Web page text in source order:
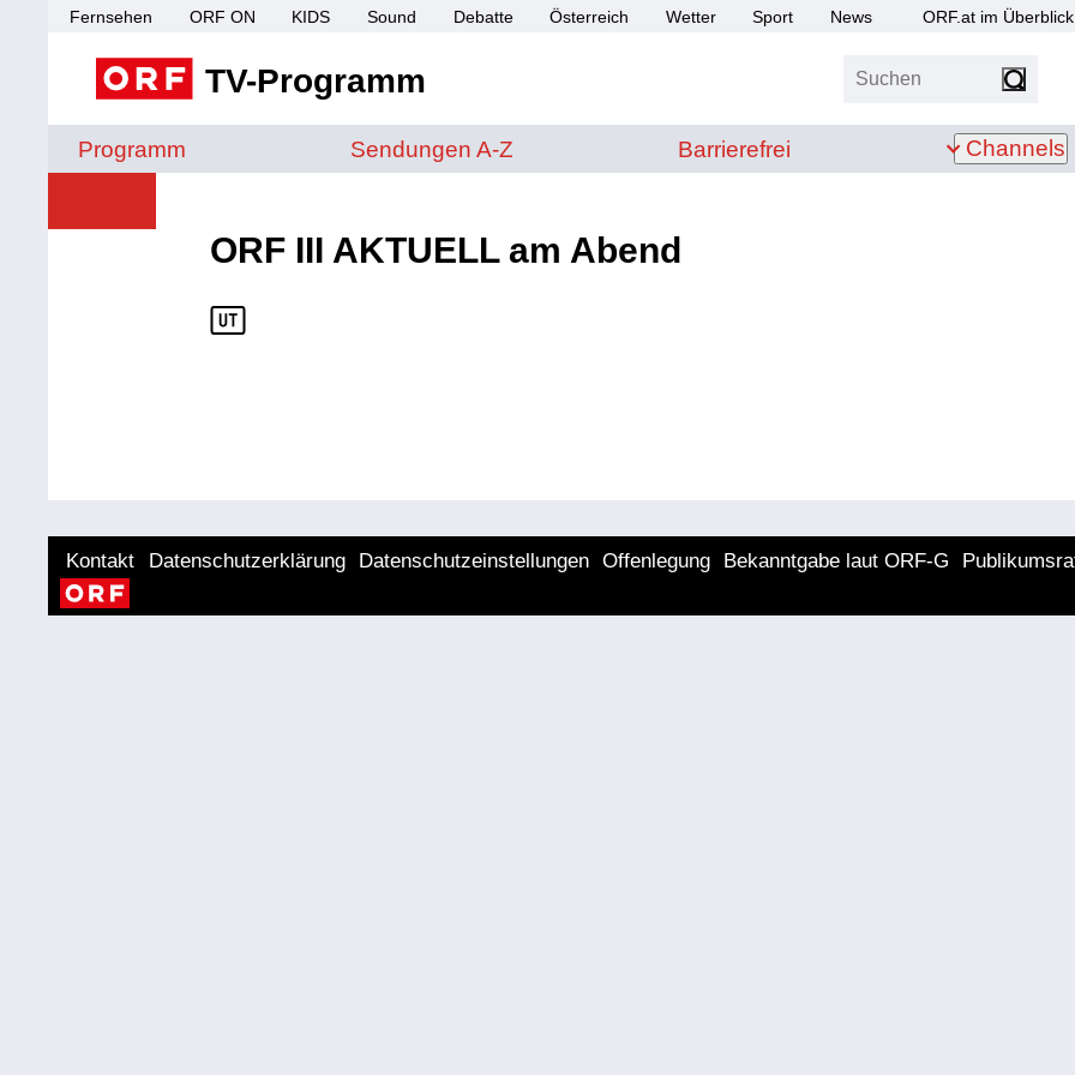
Fernsehen ORF ON KIDS Sound Debatte Österreich Wetter Sport News ORF.at im Überblick
TV-Programm Suchen
Programm Sendungen von A bis Z
Sendungen A-Z Barrierefrei
Barrierefrei Channels
ORF III AKTUELL am Abend
Kontakt Datenschutzerklärung Datenschutzeinstellungen Offenlegung Bekanntgabe laut ORF-G